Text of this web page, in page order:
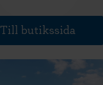
Till butikssida